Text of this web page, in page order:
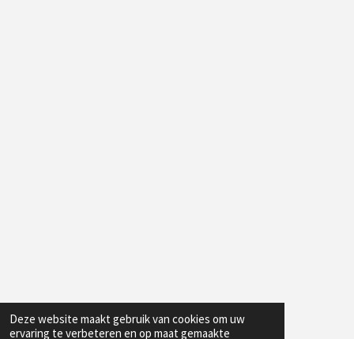
Deze website maakt gebruik van cookies om uw
ervaring te verbeteren en op maat gemaakte